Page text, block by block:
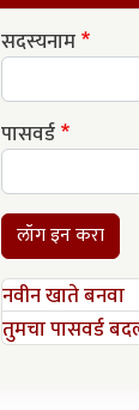
सदस्यनाम
पासवर्ड
लॉग इन करा
नवीन खाते बनवा
तुमचा पासवर्ड